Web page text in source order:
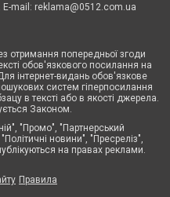
E-mail: reklama@0512.com.ua
отримання попередньої згоди
обов'язкового посилання на
інтернет-видань обов'язкове
систем гіперпосилання
в тексті або в якості джерела.
Законом.
"Промо", "Партнерський
новини", "Пресреліз",
на правах реклами.
Правила